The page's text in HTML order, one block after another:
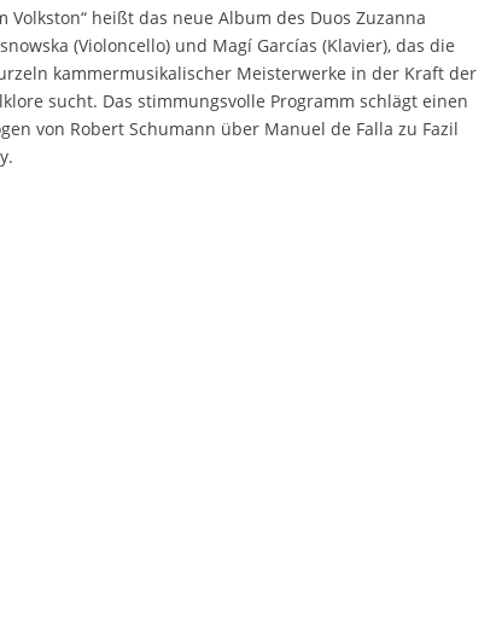
Volkston“ heißt das neue Album des Duos Zuzanna
(Violoncello) und Magí Garcías (Klavier), das die
kammermusikalischer Meisterwerke in der Kraft der
sucht. Das stimmungsvolle Programm schlägt einen
von Robert Schumann über Manuel de Falla zu Fazil